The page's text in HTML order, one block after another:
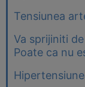
Tensiunea
Va sprijiniti
Poate ca nu